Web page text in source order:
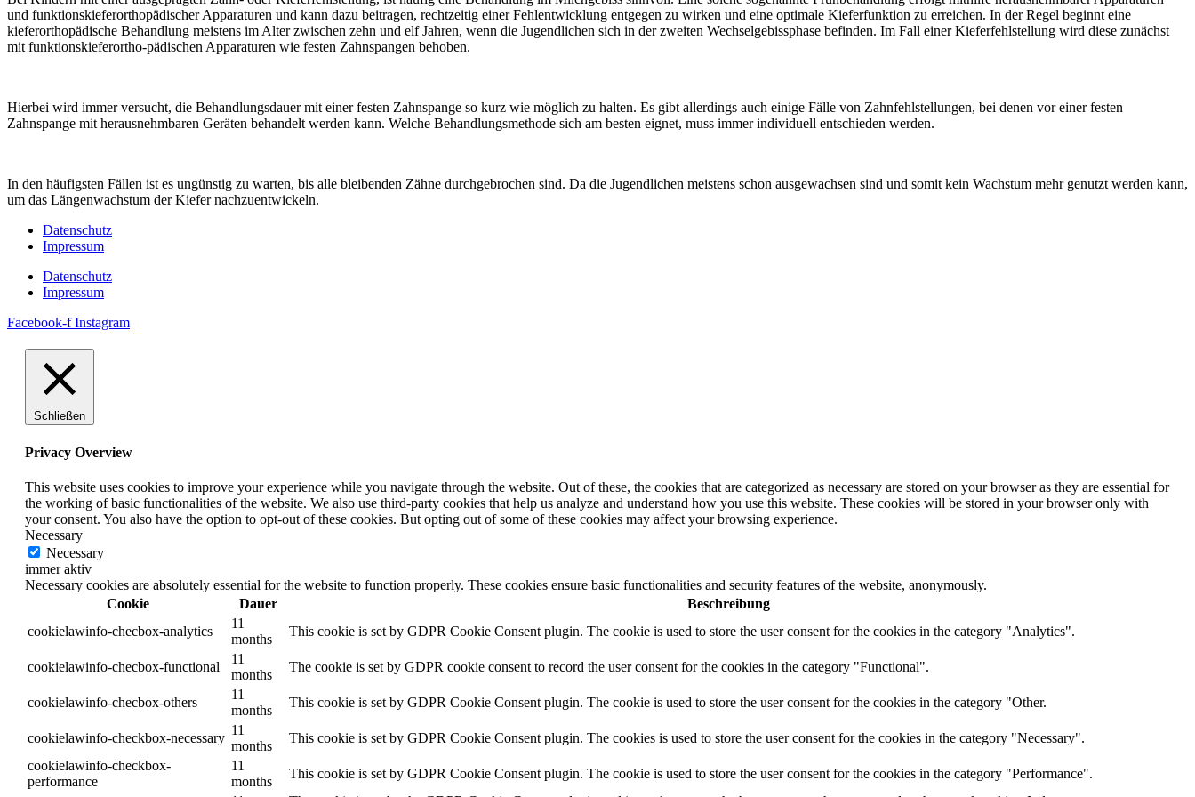
und funktionskieferorthopädischer Apparaturen und kann dazu beitragen, rechtzeitig einer Fehlentwicklung entgegen zu wirken und eine optimale Kieferfunktion zu erreichen. In der Regel beginnt eine
kieferorthopädische Behandlung meistens im Alter zwischen zehn und elf Jahren, wenn die Jugendlichen sich in der zweiten Wechselgebissphase befinden. Im Fall einer Kieferfehlstellung wird diese zunächst
mit funktionskieferortho-pädischen Apparaturen wie festen Zahnspangen behoben.
Hierbei wird immer versucht, die Behandlungsdauer mit einer festen Zahnspange so kurz wie möglich zu halten. Es gibt allerdings auch einige Fälle von Zahnfehlstellungen, bei denen vor einer festen
Zahnspange mit herausnehmbaren Geräten behandelt werden kann. Welche Behandlungsmethode sich am besten eignet, muss immer individuell entschieden werden.
In den häufigsten Fällen ist es ungünstig zu warten, bis alle bleibenden Zähne durchgebrochen sind. Da die Jugendlichen meistens schon ausgewachsen sind und somit kein Wachstum mehr genutzt werden kann,
um das Längenwachstum der Kiefer nachzuentwickeln.
Datenschutz
Impressum
Datenschutz
Impressum
Facebook-f Instagram
Schließen
Privacy Overview
This website uses cookies to improve your experience while you navigate through the website. Out of these, the cookies that are categorized as necessary are stored on your browser as they are essential for
the working of basic functionalities of the website. We also use third-party cookies that help us analyze and understand how you use this website. These cookies will be stored in your browser only with
your consent. You also have the option to opt-out of these cookies. But opting out of some of these cookies may affect your browsing experience.
Necessary
Necessary
immer aktiv
Necessary cookies are absolutely essential for the website to function properly. These cookies ensure basic functionalities and security features of the website, anonymously.
Cookie
Dauer
Beschreibung
cookielawinfo-checbox-analytics
11
months
This cookie is set by GDPR Cookie Consent plugin. The cookie is used to store the user consent for the cookies in the category "Analytics".
cookielawinfo-checbox-functional
11
months
The cookie is set by GDPR cookie consent to record the user consent for the cookies in the category "Functional".
cookielawinfo-checbox-others
11
months
This cookie is set by GDPR Cookie Consent plugin. The cookie is used to store the user consent for the cookies in the category "Other.
cookielawinfo-checkbox-necessary
11
months
This cookie is set by GDPR Cookie Consent plugin. The cookies is used to store the user consent for the cookies in the category "Necessary".
cookielawinfo-checkbox-
performance
11
months
This cookie is set by GDPR Cookie Consent plugin. The cookie is used to store the user consent for the cookies in the category "Performance".